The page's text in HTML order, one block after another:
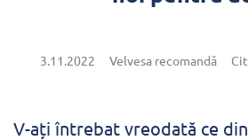
3.11.2022 Velvesa recomandă
V-ați întrebat vreodată ce din